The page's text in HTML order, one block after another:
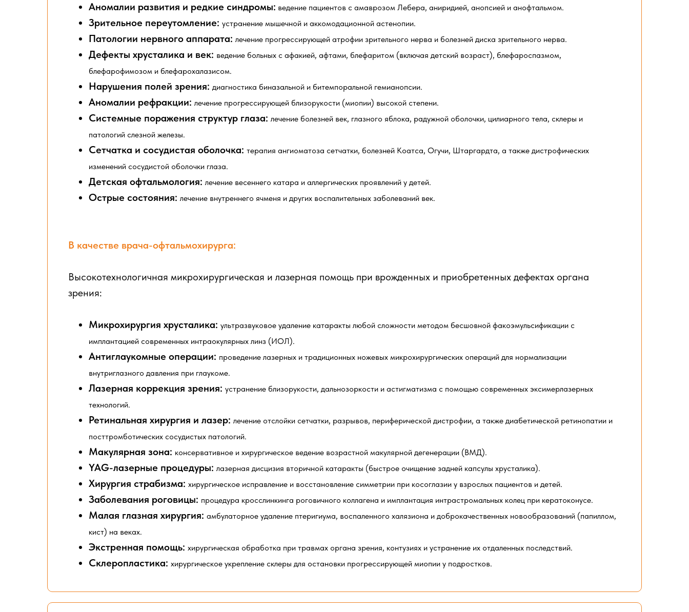
Аномалии развития и редкие синдромы: ведение пациентов с амаврозом Лебера, аниридией, анопсией и анофтальмом.
Зрительное переутомление: устранение мышечной и аккомодационной астенопии.
Патологии нервного аппарата: лечение прогрессирующей атрофии зрительного нерва и болезней диска зрительного нерва.
Дефекты хрусталика и век: ведение больных с афакией, афтами, блефаритом (включая детский возраст), блефароспазмом,
блефарофимозом и блефарохалазисом.
Нарушения полей зрения: диагностика биназальной и битемпоральной гемианопсии.
Аномалии рефракции: лечение прогрессирующей близорукости (миопии) высокой степени.
Системные поражения структур глаза: лечение болезней век, глазного яблока, радужной оболочки, цилиарного тела, склеры и
патологий слезной железы.
Сетчатка и сосудистая оболочка: терапия ангиоматоза сетчатки, болезней Коатса, Огучи, Штаргардта, а также дистрофических
изменений сосудистой оболочки глаза.
Детская офтальмология: лечение весеннего катара и аллергических проявлений у детей.
Острые состояния: лечение внутреннего ячменя и других воспалительных заболеваний век.
В качестве врача-офтальмохирурга:
Высокотехнологичная микрохирургическая и лазерная помощь при врожденных и приобретенных дефектах органа
зрения:
Микрохирургия хрусталика: ультразвуковое удаление катаракты любой сложности методом бесшовной факоэмульсификации с
имплантацией современных интраокулярных линз (ИОЛ).
Антиглаукомные операции: проведение лазерных и традиционных ножевых микрохирургических операций для нормализации
внутриглазного давления при глаукоме.
Лазерная коррекция зрения: устранение близорукости, дальнозоркости и астигматизма с помощью современных эксимерлазерных
технологий.
Ретинальная хирургия и лазер: лечение отслойки сетчатки, разрывов, периферической дистрофии, а также диабетической ретинопатии и
посттромботических сосудистых патологий.
Макулярная зона: консервативное и хирургическое ведение возрастной макулярной дегенерации (ВМД).
YAG-лазерные процедуры: лазерная дисцизия вторичной катаракты (быстрое очищение задней капсулы хрусталика).
Хирургия страбизма: хирургическое исправление и восстановление симметрии при косоглазии у взрослых пациентов и детей.
Заболевания роговицы: процедура кросслинкинга роговичного коллагена и имплантация интрастромальных колец при кератоконусе.
Малая глазная хирургия: амбулаторное удаление птеригиума, воспаленного халязиона и доброкачественных новообразований (папиллом,
кист) на веках.
Экстренная помощь: хирургическая обработка при травмах органа зрения, контузиях и устранение их отдаленных последствий.
Склеропластика: хирургическое укрепление склеры для остановки прогрессирующей миопии у подростков.